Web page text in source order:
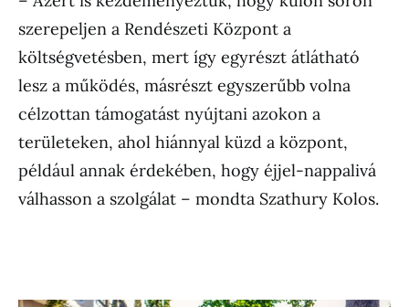
szerepeljen a Rendészeti Központ a
költségvetésben, mert így egyrészt átlátható
lesz a működés, másrészt egyszerűbb volna
célzottan támogatást nyújtani azokon a
területeken, ahol hiánnyal küzd a központ,
például annak érdekében, hogy éjjel-nappalivá
válhasson a szolgálat – mondta Szathury Kolos.